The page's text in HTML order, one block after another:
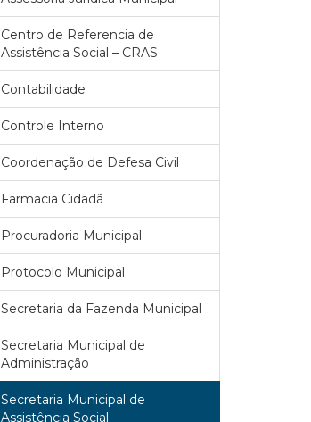
Centro de Referencia de
Assistência Social – CRAS
Contabilidade
Controle Interno
Coordenação de Defesa Civil
Farmacia Cidadã
Procuradoria Municipal
Protocolo Municipal
Secretaria da Fazenda Municipal
Secretaria Municipal de
Administração
Secretaria Municipal de
Assistência Social